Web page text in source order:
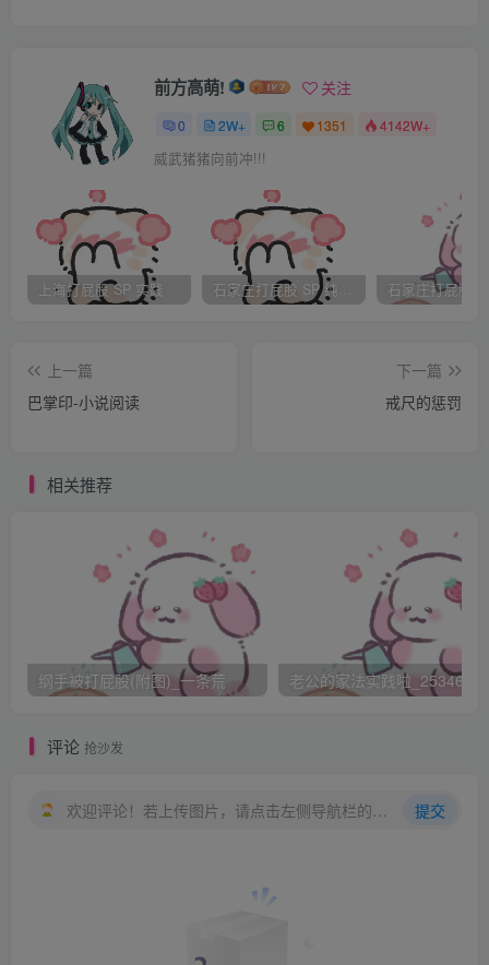
当再次睁开眼睛的时候，就又要面对被欺负的一天。
我正在把前一周受到的欺负中，哪些最让我无法忍受，整理
成一张表格。
那些光是想一想就感到不寒而栗的痛苦经历一个个地浮现在
我在学校里完全没有被当作人来对待。
就算再怎么觉得难以忍受、再怎么哭泣，也没有人会对我有
丝毫的同情。
我越是哭，大家就越是觉得有趣，越是变本加厉地欺负我。
即便我知道哭也没有用，但眼泪还是止不住地往下流。
前方高萌! 关注
0 2W+ 6 1351 4142W+
威武猪猪向前冲!!!
上海打屁股 SP 实践 石家庄打屁股 SP 纯实践
上一篇
巴掌印-小说阅读
下一篇
戒尺的惩罚
相关推荐
纲手被打屁股(附图)_一条荒 老公的家法实践啦
评论 抢沙发
欢迎评论！若上传图片，请点击左侧导航栏的图床工具，获取图片链接。 提交